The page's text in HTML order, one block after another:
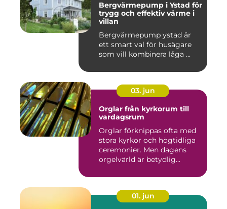
Bergvärmepump i Ystad för
trygg och effektiv värme i
villan
Bergvärmepump ystad är
ett smart val för husägare
som vill kombinera låga ...
03. jun
Orglar från kyrkorum till
vardagsrum
Orglar förknippas ofta med
stora kyrkor och högtidliga
ceremonier. Men dagens
orgelvärld är betydlig...
01. jun